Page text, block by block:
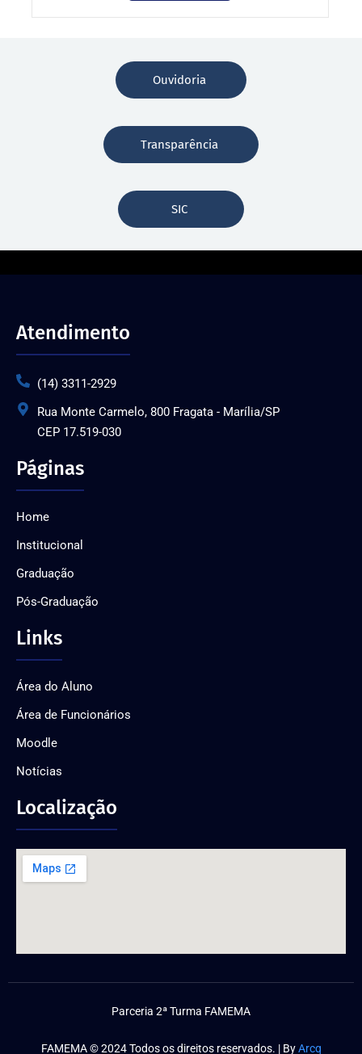
Ouvidoria
Transparência
SIC
Atendimento
(14) 3311-2929
Rua Monte Carmelo, 800 Fragata - Marília/SP
CEP 17.519-030
Páginas
Home
Institucional
Graduação
Pós-Graduação
Links
Área do Aluno
Área de Funcionários
Moodle
Notícias
Localização
Parceria 2ª Turma FAMEMA
FAMEMA © 2024 Todos os direitos reservados. | ByArcq